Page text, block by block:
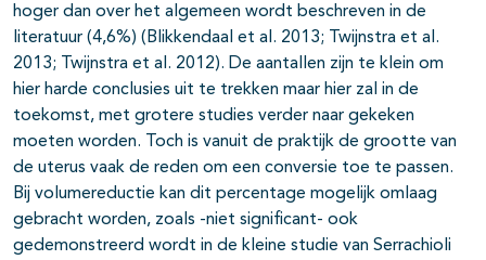
hoger dan over het algemeen wordt beschreven in de
literatuur (4,6%) (Blikkendaal et al. 2013; Twijnstra et al.
2013; Twijnstra et al. 2012). De aantallen zijn te klein om
hier harde conclusies uit te trekken maar hier zal in de
toekomst, met grotere studies verder naar gekeken
moeten worden. Toch is vanuit de praktijk de grootte van
de uterus vaak de reden om een conversie toe te passen.
Bij volumereductie kan dit percentage mogelijk omlaag
gebracht worden, zoals -niet significant- ook
gedemonstreerd wordt in de kleine studie van Serrachioli